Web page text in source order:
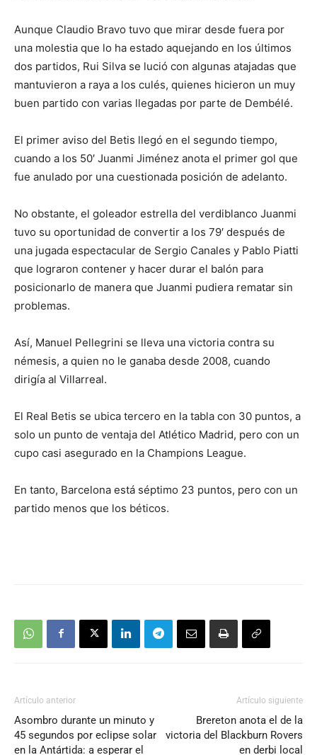
Aunque Claudio Bravo tuvo que mirar desde fuera por
una molestia que lo ha estado aquejando en los últimos
dos partidos, Rui Silva se lució con algunas atajadas que
mantuvieron a raya a los culés, quienes hicieron un muy
buen partido con varias llegadas por parte de Dembélé.
El primer aviso del Betis llegó en el segundo tiempo,
cuando a los 50′ Juanmi Jiménez anota el primer gol que
fue anulado por una cuestionada posición de adelanto.
No obstante, el goleador estrella del verdiblanco Juanmi
tuvo su oportunidad de convertir a los 79′ después de
una jugada espectacular de Sergio Canales y Pablo Piatti
que lograron contener y hacer durar el balón para
posicionarlo de manera que Juanmi pudiera rematar sin
problemas.
Así, Manuel Pellegrini se lleva una victoria contra su
némesis, a quien no le ganaba desde 2008, cuando
dirigía al Villarreal.
El Real Betis se ubica tercero en la tabla con 30 puntos, a
solo un punto de ventaja del Atlético Madrid, pero con un
cupo casi asegurado en la Champions League.
En tanto, Barcelona está séptimo 23 puntos, pero con un
partido menos que los béticos.
Artículo anterior
Asombro durante un minuto y
45 segundos por eclipse solar
en la Antártida: a esperar el
Artículo siguiente
Brereton anota el de la
victoria del Blackburn Rovers
en derbi local